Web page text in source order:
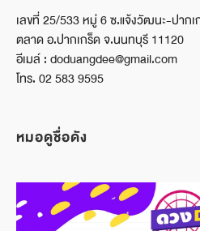
เลขที่ 25/533 หมู่ 6 ซ.แจ้งวัฒนะ-ปาก
ตลาด อ.ปากเกร็ด จ.นนทบุรี 11120
อีเมล์ : doduangdee@gmail.com
โทร. 02 583 9595
หมอดูชื่อดัง